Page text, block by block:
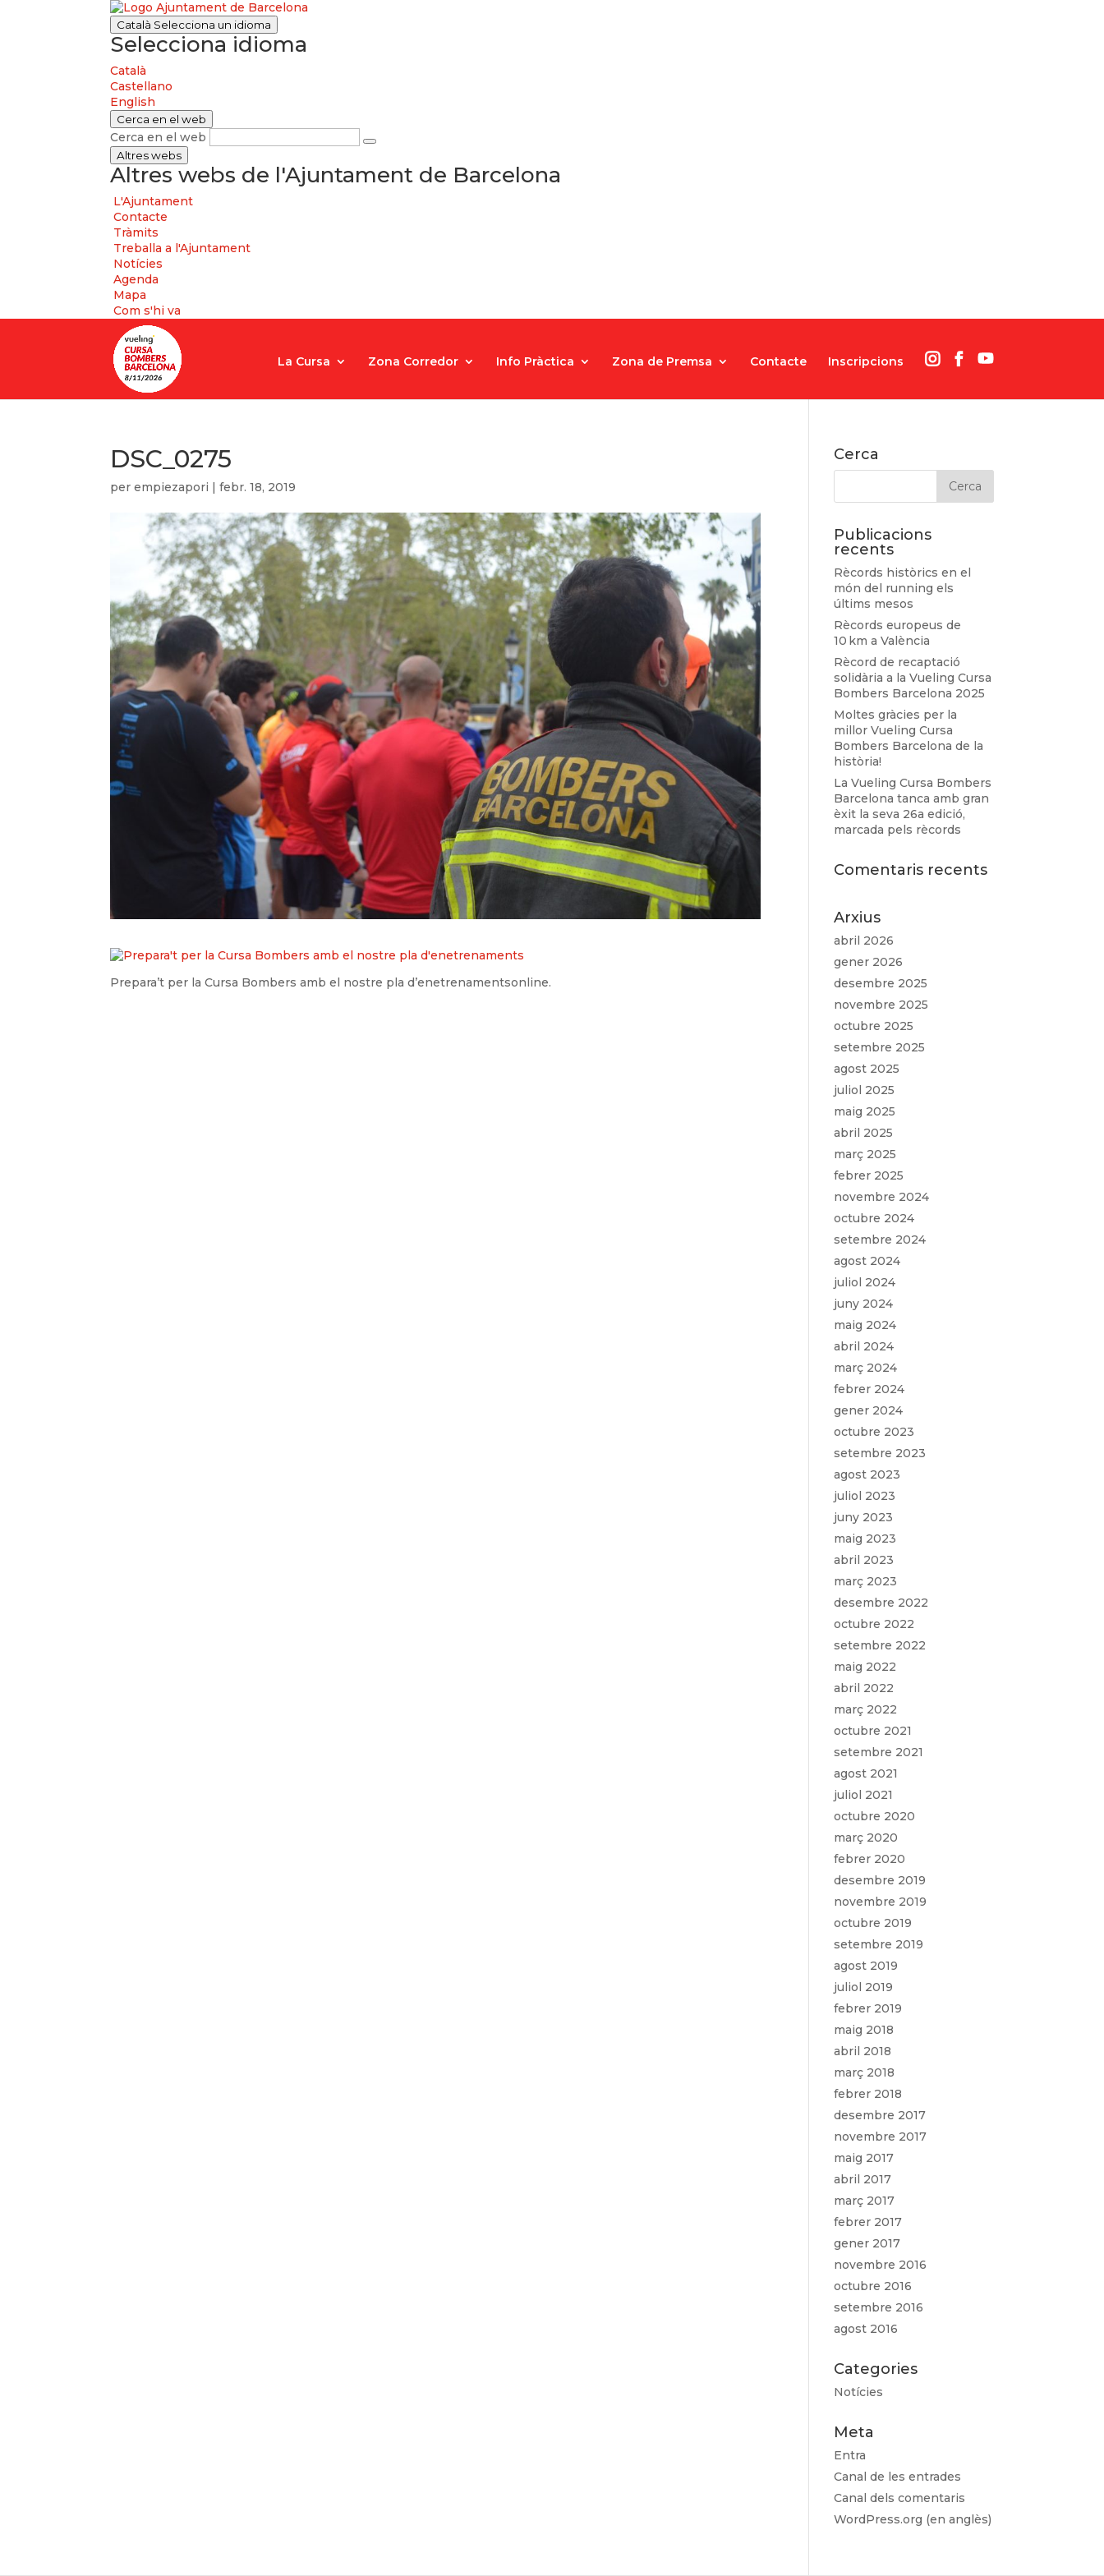
Català Selecciona un idioma
Selecciona idioma
Català
Castellano
English
Cerca en el web
Cerca en el web
Altres webs
Altres webs de l'Ajuntament de Barcelona
L'Ajuntament
Contacte
Tràmits
Treballa a l'Ajuntament
Notícies
Agenda
Mapa
Com s'hi va
La Cursa Zona Corredor Info Pràctica Zona de Premsa Contacte Inscripcions
DSC_0275
perempiezapori |febr. 18, 2019
Prepara’t per la Cursa Bombers amb el nostre pla d’enetrenamentsonline.
Cerca
Publicacions
recents
Rècords històrics en el
món del running els
últims mesos
Rècords europeus de
10 km a València
Rècord de recaptació
solidària a la Vueling Cursa
Bombers Barcelona 2025
Moltes gràcies per la
millor Vueling Cursa
Bombers Barcelona de la
història!
La Vueling Cursa Bombers
Barcelona tanca amb gran
èxit la seva 26a edició,
marcada pels rècords
Comentaris recents
Arxius
abril 2026
gener 2026
desembre 2025
novembre 2025
octubre 2025
setembre 2025
agost 2025
juliol 2025
maig 2025
abril 2025
març 2025
febrer 2025
novembre 2024
octubre 2024
setembre 2024
agost 2024
juliol 2024
juny 2024
maig 2024
abril 2024
març 2024
febrer 2024
gener 2024
octubre 2023
setembre 2023
agost 2023
juliol 2023
juny 2023
maig 2023
abril 2023
març 2023
desembre 2022
octubre 2022
setembre 2022
maig 2022
abril 2022
març 2022
octubre 2021
setembre 2021
agost 2021
juliol 2021
octubre 2020
març 2020
febrer 2020
desembre 2019
novembre 2019
octubre 2019
setembre 2019
agost 2019
juliol 2019
febrer 2019
maig 2018
abril 2018
març 2018
febrer 2018
desembre 2017
novembre 2017
maig 2017
abril 2017
març 2017
febrer 2017
gener 2017
novembre 2016
octubre 2016
setembre 2016
agost 2016
Categories
Notícies
Meta
Entra
Canal de les entrades
Canal dels comentaris
WordPress.org (en anglès)